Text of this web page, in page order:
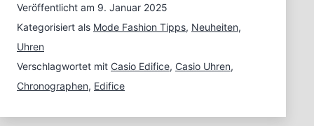
–
Smarte
Multifunktions-
Uhren
Veröffentlicht am 9. Januar 2025
Kategorisiert als Mode Fashion Tipps, Neuheiten,
Uhren
Verschlagwortet mit Casio Edifice, Casio Uhren,
Chronographen, Edifice